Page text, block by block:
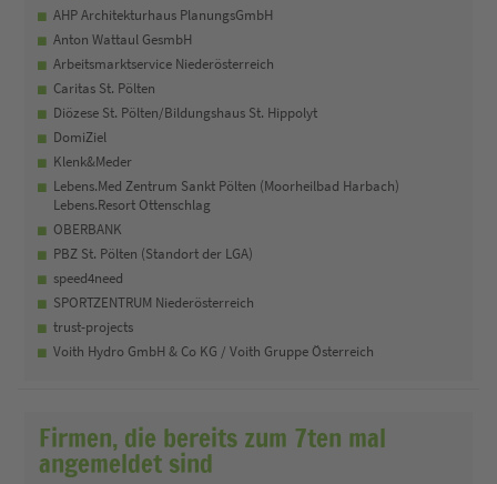
AHP Architekturhaus PlanungsGmbH
Anton Wattaul GesmbH
Arbeitsmarktservice Niederösterreich
Caritas St. Pölten
Diözese St. Pölten/Bildungshaus St. Hippolyt
DomiZiel
Klenk&Meder
Lebens.Med Zentrum Sankt Pölten (Moorheilbad Harbach)
Lebens.Resort Ottenschlag
OBERBANK
PBZ St. Pölten (Standort der LGA)
speed4need
SPORTZENTRUM Niederösterreich
trust-projects
Voith Hydro GmbH & Co KG / Voith Gruppe Österreich
Firmen, die bereits zum 7ten mal
angemeldet sind